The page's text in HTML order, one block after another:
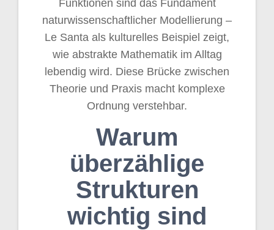
Funktionen sind das Fundament
naturwissenschaftlicher Modellierung –
Le Santa als kulturelles Beispiel zeigt,
wie abstrakte Mathematik im Alltag
lebendig wird. Diese Brücke zwischen
Theorie und Praxis macht komplexe
Ordnung verstehbar.
Warum
überzählige
Strukturen
wichtig sind